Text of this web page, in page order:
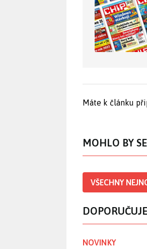
Máte k článku
MOHLO BY
VŠECHNY
NOVINKY